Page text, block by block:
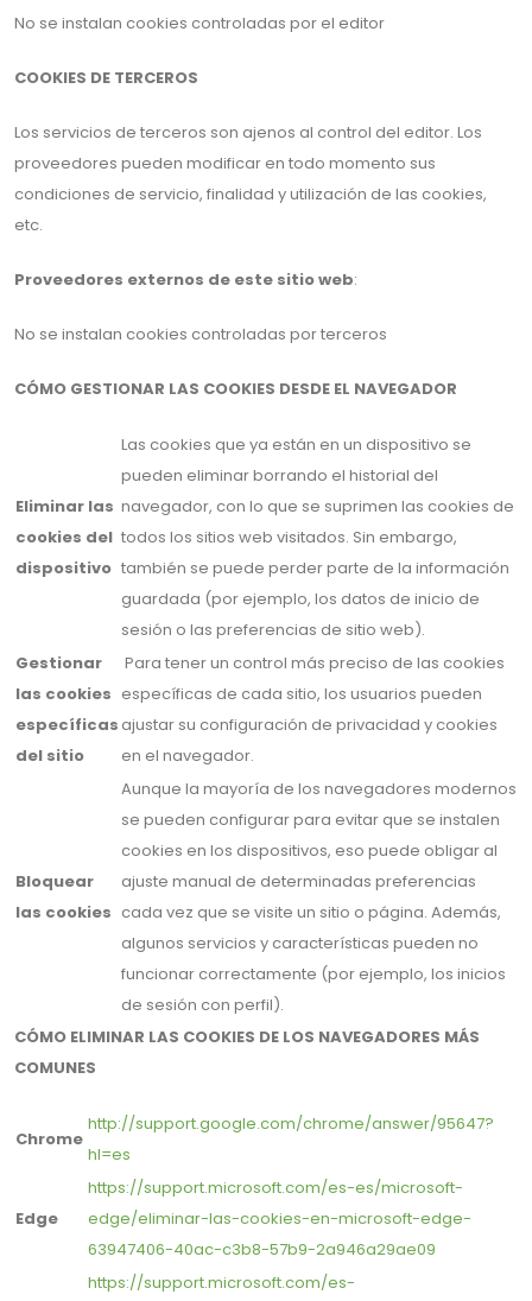
No se instalan cookies controladas por el editor
COOKIES DE TERCEROS
Los servicios de terceros son ajenos al control del editor. Los
proveedores pueden modificar en todo momento sus
condiciones de servicio, finalidad y utilización de las cookies,
etc.
Proveedores externos de este sitio web:
No se instalan cookies controladas por terceros
CÓMO GESTIONAR LAS COOKIES DESDE EL NAVEGADOR
Eliminar las
cookies del
dispositivo
Las cookies que ya están en un dispositivo se
pueden eliminar borrando el historial del
navegador, con lo que se suprimen las cookies de
todos los sitios web visitados. Sin embargo,
también se puede perder parte de la información
guardada (por ejemplo, los datos de inicio de
sesión o las preferencias de sitio web).
Gestionar
las cookies
específicas
del sitio
Para tener un control más preciso de las cookies
específicas de cada sitio, los usuarios pueden
ajustar su configuración de privacidad y cookies
en el navegador.
Bloquear
las cookies
Aunque la mayoría de los navegadores modernos
se pueden configurar para evitar que se instalen
cookies en los dispositivos, eso puede obligar al
ajuste manual de determinadas preferencias
cada vez que se visite un sitio o página. Además,
algunos servicios y características pueden no
funcionar correctamente (por ejemplo, los inicios
de sesión con perfil).
CÓMO ELIMINAR LAS COOKIES DE LOS NAVEGADORES MÁS
COMUNES
Chrome
http://support.google.com/chrome/answer/95647?
hl=es
Edge
https://support.microsoft.com/es-es/microsoft-
edge/eliminar-las-cookies-en-microsoft-edge-
63947406-40ac-c3b8-57b9-2a946a29ae09
https://support.microsoft.com/es-